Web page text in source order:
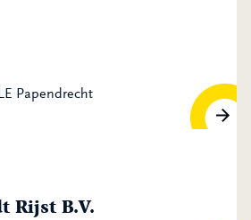
Papendrecht
Rijst B.V.